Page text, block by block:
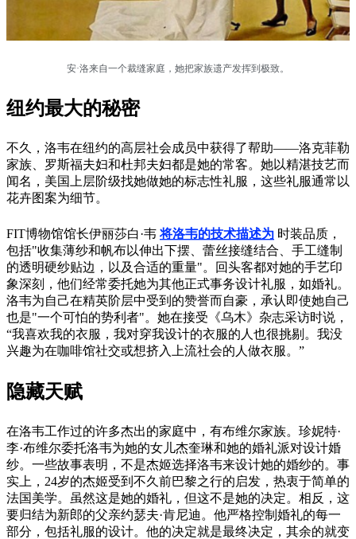
安·洛来自一个裁缝家庭，她把家族遗产发挥到极致。
纽约最大的秘密
不久，洛韦在纽约的高层社会成员中获得了帮助——洛克菲勒
家族、罗斯福夫妇和杜邦夫妇都是她的常客。她以精湛技艺而
闻名，美国上层阶级找她做她的标志性礼服，这些礼服通常以
花卉图案为细节。
FIT博物馆馆长伊丽莎白·韦将洛韦的技术描述为 时装品质，
包括"收集薄纱和帆布以伸出下摆、蕾丝接缝结合、手工缝制
的透明硬纱贴边，以及合适的重量"。回头客都对她的手艺印
象深刻，他们经常委托她为其他正式事务设计礼服，如婚礼。
洛韦为自己在精英阶层中受到的赞誉而自豪，承认即使她自己
也是"一个可怕的势利者"。她在接受《乌木》杂志采访时说，
“我喜欢我的衣服，我对穿我设计的衣服的人也很挑剔。我没
兴趣为在咖啡馆社交或想挤入上流社会的人做衣服。”
隐藏天赋
在洛韦工作过的许多杰出的家庭中，有布维尔家族。珍妮特·
李·布维尔委托洛韦为她的女儿杰奎琳和她的婚礼派对设计婚
纱。一些故事表明，不是杰姬选择洛韦来设计她的婚纱的。事
实上，24岁的杰姬受到不久前巴黎之行的启发，热衷于简单的
法国美学。虽然这是她的婚礼，但这不是她的决定。相反，这
要归结为新郎的父亲约瑟夫·肯尼迪。他严格控制婚礼的每一
部分，包括礼服的设计。他的决定就是最终决定，其余的就变